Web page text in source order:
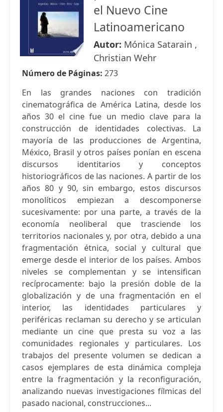
el Nuevo Cine
Latinoamericano
Autor: Mónica Satarain ,
Christian Wehr
Número de Páginas: 273
En las grandes naciones con tradición
cinematográfica de América Latina, desde los
años 30 el cine fue un medio clave para la
construcción de identidades colectivas. La
mayoría de las producciones de Argentina,
México, Brasil y otros países ponían en escena
discursos identitarios y conceptos
historiográficos de las naciones. A partir de los
años 80 y 90, sin embargo, estos discursos
monolíticos empiezan a descomponerse
sucesivamente: por una parte, a través de la
economía neoliberal que trasciende los
territorios nacionales y, por otra, debido a una
fragmentación étnica, social y cultural que
emerge desde el interior de los países. Ambos
niveles se complementan y se intensifican
recíprocamente: bajo la presión doble de la
globalización y de una fragmentación en el
interior, las identidades particulares y
periféricas reclaman su derecho y se articulan
mediante un cine que presta su voz a las
comunidades regionales y particulares. Los
trabajos del presente volumen se dedican a
casos ejemplares de esta dinámica compleja
entre la fragmentación y la reconfiguración,
analizando nuevas investigaciones fílmicas del
pasado nacional, construcciones...